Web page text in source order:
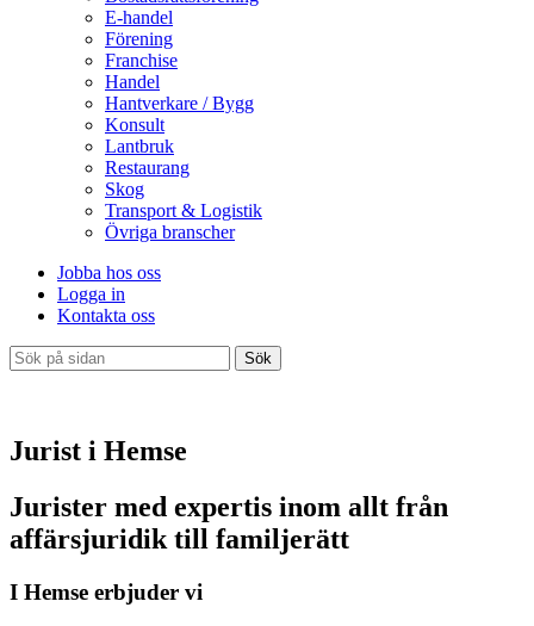
E-handel
Förening
Franchise
Handel
Hantverkare / Bygg
Konsult
Lantbruk
Restaurang
Skog
Transport & Logistik
Övriga branscher
Jobba hos oss
Logga in
Kontakta oss
Sök
Jurist i Hemse
Jurister med expertis inom allt från
affärsjuridik till familjerätt
I Hemse erbjuder vi